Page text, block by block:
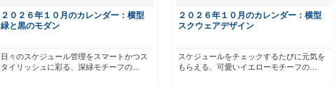
２０２６年１０月のカレンダー：横型
緑と黒のモダン
日々のスケジュール管理をスマートかつス
タイリッシュに彩る、深緑モチーフの…
２０２６年１０月のカレンダー：横型
スクウェアデザイン
スケジュールをチェックするたびに元気を
もらえる、可愛いイエローモチーフの…